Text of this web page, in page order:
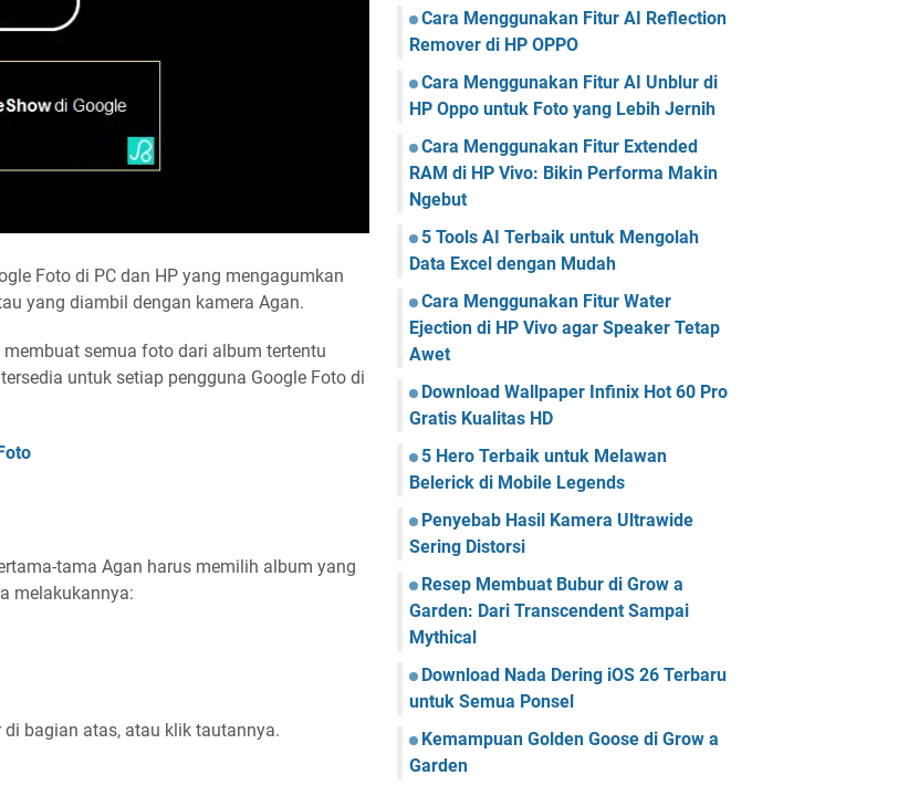
Foto di PC dan HP yang mengagumkan
yang diambil dengan kamera Agan.
semua foto dari album tertentu
untuk setiap pengguna Google Foto di
tama Agan harus memilih album yang
melakukannya:
bagian atas, atau klik tautannya.
Cara Menggunakan Fitur AI Reflection
Remover di HP OPPO
Cara Menggunakan Fitur AI Unblur di
HP Oppo untuk Foto yang Lebih Jernih
Cara Menggunakan Fitur Extended
RAM di HP Vivo: Bikin Performa Makin
Ngebut
5 Tools AI Terbaik untuk Mengolah
Data Excel dengan Mudah
Cara Menggunakan Fitur Water
Ejection di HP Vivo agar Speaker Tetap
Awet
Download Wallpaper Infinix Hot 60 Pro
Gratis Kualitas HD
5 Hero Terbaik untuk Melawan
Belerick di Mobile Legends
Penyebab Hasil Kamera Ultrawide
Sering Distorsi
Resep Membuat Bubur di Grow a
Garden: Dari Transcendent Sampai
Mythical
Download Nada Dering iOS 26 Terbaru
untuk Semua Ponsel
Kemampuan Golden Goose di Grow a
Garden